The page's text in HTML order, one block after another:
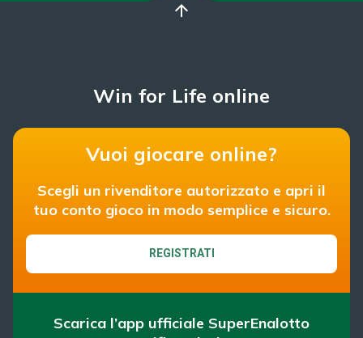
arrow_upward
Win for Life online
Vuoi giocare online?
Scegli un rivenditore autorizzato e apri il
tuo conto gioco in modo semplice e sicuro.
REGISTRATI
Scarica l’app ufficiale SuperEnalotto